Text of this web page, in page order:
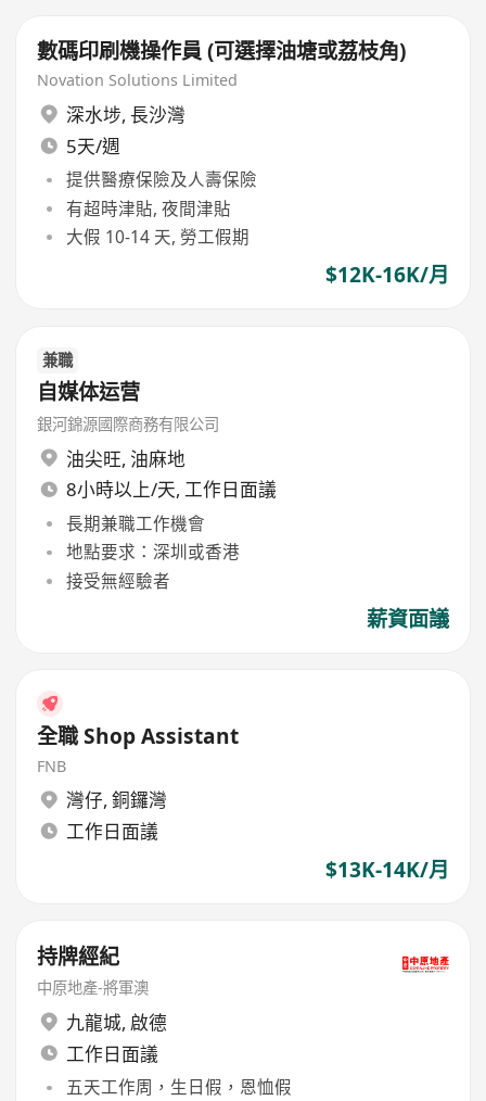
數碼印刷機操作員 (可選擇油塘或荔枝角)
Novation Solutions Limited
深水埗, 長沙灣
5天/週
提供醫療保險及人壽保險
有超時津貼, 夜間津貼
大假 10-14 天, 勞工假期
$12K-16K/月
兼職
自媒体运营
銀河錦源國際商務有限公司
油尖旺, 油麻地
8小時以上/天, 工作日面議
長期兼職工作機會
地點要求：深圳或香港
接受無經驗者
薪資面議
全職 Shop Assistant
FNB
灣仔, 銅鑼灣
工作日面議
$13K-14K/月
持牌經紀
中原地產-將軍澳
九龍城, 啟德
工作日面議
五天工作周，生日假，恩恤假